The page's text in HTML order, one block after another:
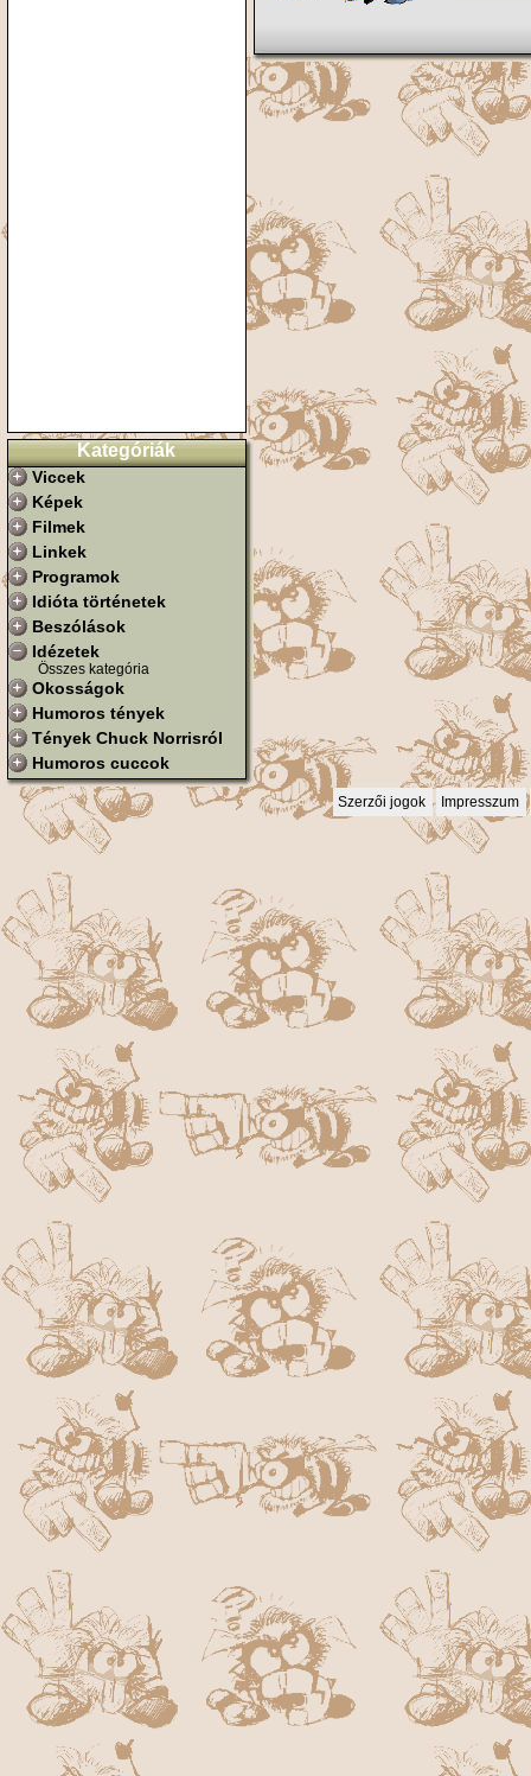
Kategóriák
Viccek
Képek
Filmek
Linkek
Programok
Idióta történetek
Beszólások
Idézetek
Összes kategória
Okosságok
Humoros tények
Tények Chuck Norrisról
Humoros cuccok
Szerzői jogok Impresszum